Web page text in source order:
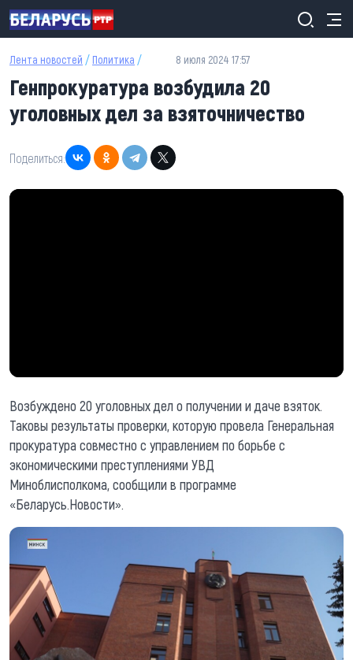
Перейти к основному содержанию
Лента новостей / Политика / 8 июля 2024 17:57
Генпрокуратура возбудила 20
уголовных дел за взяточничество
Поделиться:
Возбуждено 20 уголовных дел о получении и даче взяток.
Таковы результаты проверки, которую провела Генеральная
прокуратура совместно с управлением по борьбе с
экономическими преступлениями УВД
Миноблисполкома, сообщили в программе
«Беларусь.Новости».